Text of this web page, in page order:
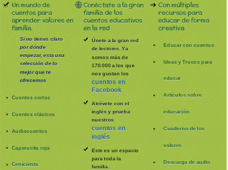
Un mundo de
cuentos para
aprender valores en
familia.
Si no tienes claro
por dónde
empezar, esta una
selección de lo
mejor que te
ofrecemos
Cuentos cortos
Cuentos clásicos
Audiocuentos
Caperucita roja
Cenicienta
Conéctate a la gran
familia de los
cuentos educativos
en la red
Únete a la gran red
de lectores. Ya
somos más de
170.000 a los que
nos gustan los
cuentos en
Facebook
Atrévete con el
inglés y prueba
nuestros
cuentos en
inglés
Este es un espacio
para toda la
familia
Con múltiples
recursos para
educar de forma
creativa
Educar con cuentos
Ideas y Trucos para
educar
Artículos sobre
educación
Cuaderno de los
valores
Descarga de audio